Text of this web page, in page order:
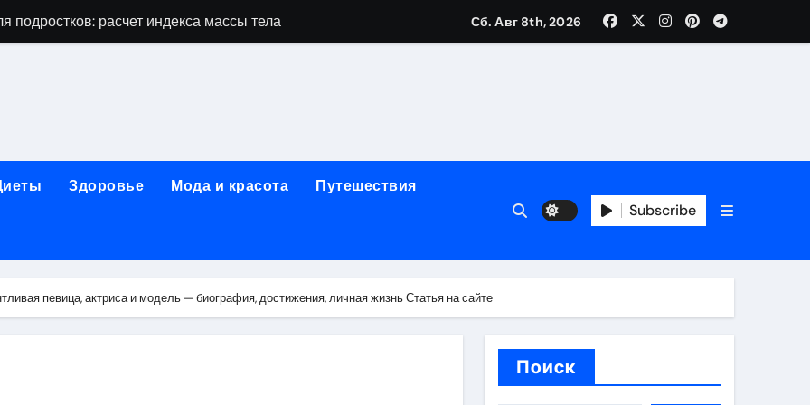
подростков: расчет индекса массы тела и ориентиры по возрасту, росту и полу
процедур и показания к лечению
неопределённость устойчивости в условиях неопределённости
региона: современные подходы, показания и риски
в салонах красоты
и сибирским городом: варианты маршрутов, тарифы и советы по планированию поездки
Сб. Авг 8th, 2026
Здоровье Мода и красота Путешествия
Subscribe
певица, актриса и модель — биография, достижения, личная жизнь Статья на сайте
Поиск